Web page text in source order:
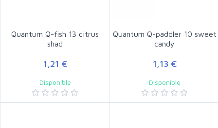
Quantum Q-fish 13 citrus
shad
1,21 €
Disponible
Quantum Q-paddler 10 sweet
candy
1,13 €
Disponible